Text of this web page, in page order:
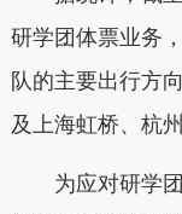
研学团体票业务
队的主要出行方
及上海虹桥、杭
为应对研学团